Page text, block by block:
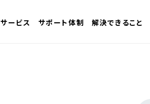
サービス サポート体制 解決できること